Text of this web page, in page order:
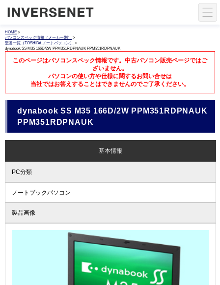
HOME >
パソコンスペック情報（メーカー別）
>
型番一覧（TOSHIBA ノートパソコン）
>
dynabook SS M35 166D/2W PPM351RDPNAUK PPM351RDPNAUK
このページはパソコンスペック情報です。中古パソコン販売ページではご
ざいません。
パソコンの使い方や仕様に関するお問い合せは
当社ではお答えすることはできませんのでご了承ください。
dynabook SS M35 166D/2W PPM351RDPNAUK
PPM351RDPNAUK
基本情報
PC分類
ノートブックパソコン
製品画像